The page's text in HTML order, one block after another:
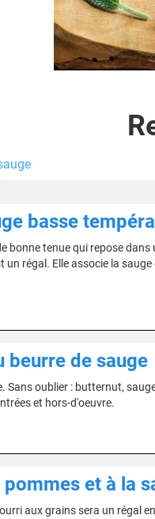
basse
tenue qui repose dans
un régal. Elle associe la
beurre de sauge
Sans oublier : butternut,
et hors-d'oeuvre.
et à la
aux grains sera un régal